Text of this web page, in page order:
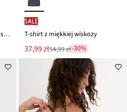
Cienki kardigan z miękkiej mieszanki wiskozy
SALE
T-shirt z miękkiej wiskozy
Nowa
cena
37,99 zł
Przeceniono
54,99 zł
54,99 zł-30%